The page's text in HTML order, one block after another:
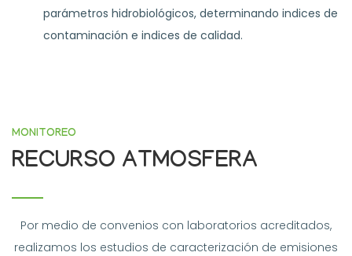
parámetros hidrobiológicos, determinando indices de
contaminación e indices de calidad.
MONITOREO
RECURSO ATMOSFERA
Por medio de convenios con laboratorios acreditados,
realizamos los estudios de caracterización de emisiones